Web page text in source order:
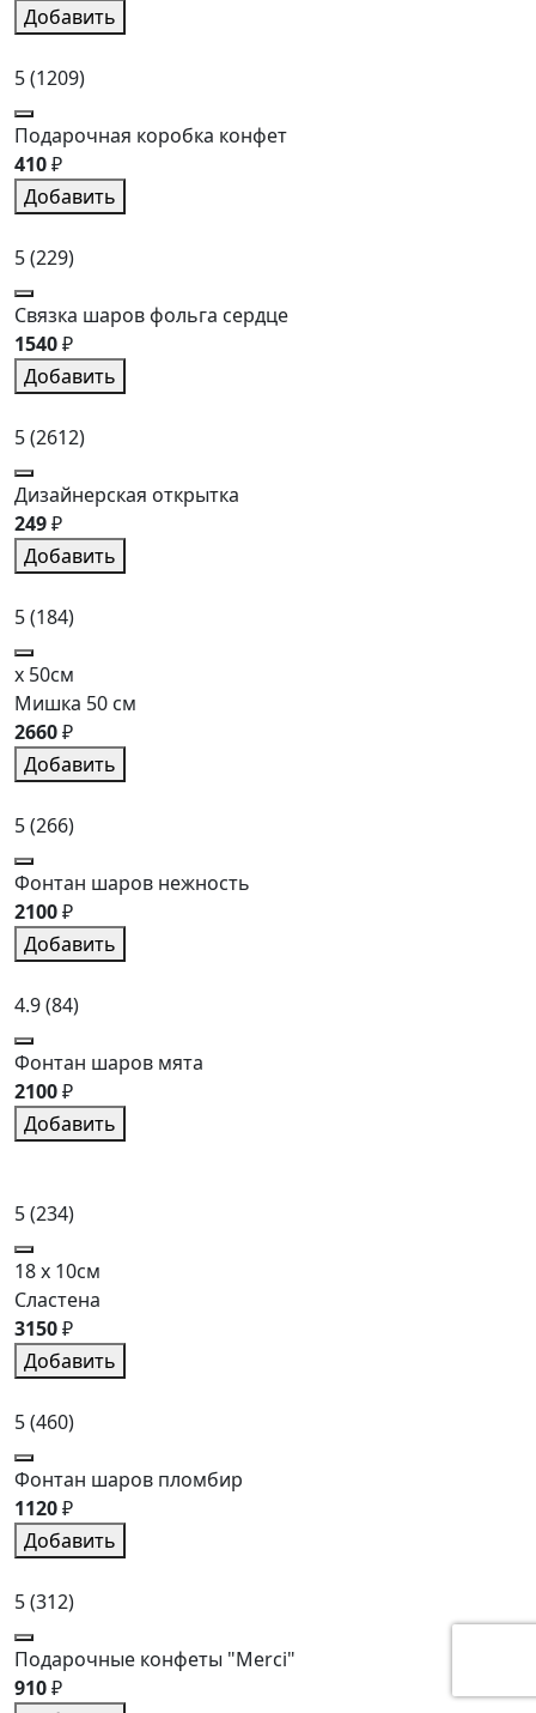
Добавить
5(1209)
Подарочная коробка конфет
410₽
Добавить
5(229)
Связка шаров фольга сердце
1540₽
Добавить
5(2612)
Дизайнерская открытка
249₽
Добавить
5(184)
x 50см
Мишка 50 см
2660₽
Добавить
5(266)
Фонтан шаров нежность
2100₽
Добавить
4.9(84)
Фонтан шаров мята
2100₽
Добавить
5(234)
18 x 10см
Сластена
3150₽
Добавить
5(460)
Фонтан шаров пломбир
1120₽
Добавить
5(312)
Подарочные конфеты "Merci"
910₽